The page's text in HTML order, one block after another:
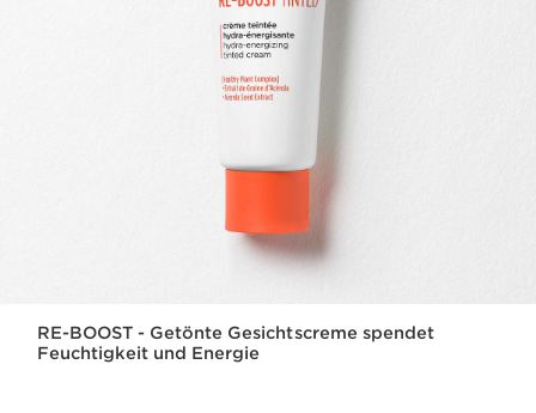
RE-BOOST - Getönte Gesichtscreme spendet
Feuchtigkeit und Energie